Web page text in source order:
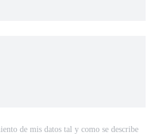
de mis datos tal y como se describe